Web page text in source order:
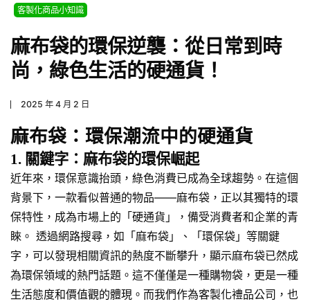
客製化商品小知識
麻布袋的環保逆襲：從日常到時
尚，綠色生活的硬通貨！
2025 年 4 月 2 日
麻布袋：環保潮流中的硬通貨
1. 關鍵字：麻布袋的環保崛起
近年來，環保意識抬頭，綠色消費已成為全球趨勢。在這個
背景下，一款看似普通的物品——麻布袋，正以其獨特的環
保特性，成為市場上的「硬通貨」，備受消費者和企業的青
睞。 透過網路搜尋，如「麻布袋」、「環保袋」等關鍵
字，可以發現相關資訊的熱度不斷攀升，顯示麻布袋已然成
為環保領域的熱門話題。這不僅僅是一種購物袋，更是一種
生活態度和價值觀的體現。而我們作為客製化禮品公司，也